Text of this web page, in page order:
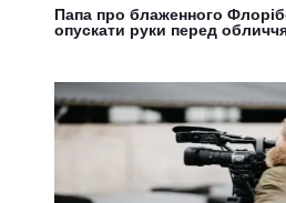
Папа про блаженного
опускати руки перед